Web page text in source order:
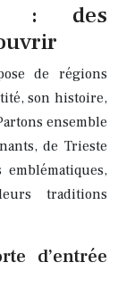
: des
de régions
son histoire,
ensemble
de Trieste
traditions
d’entrée